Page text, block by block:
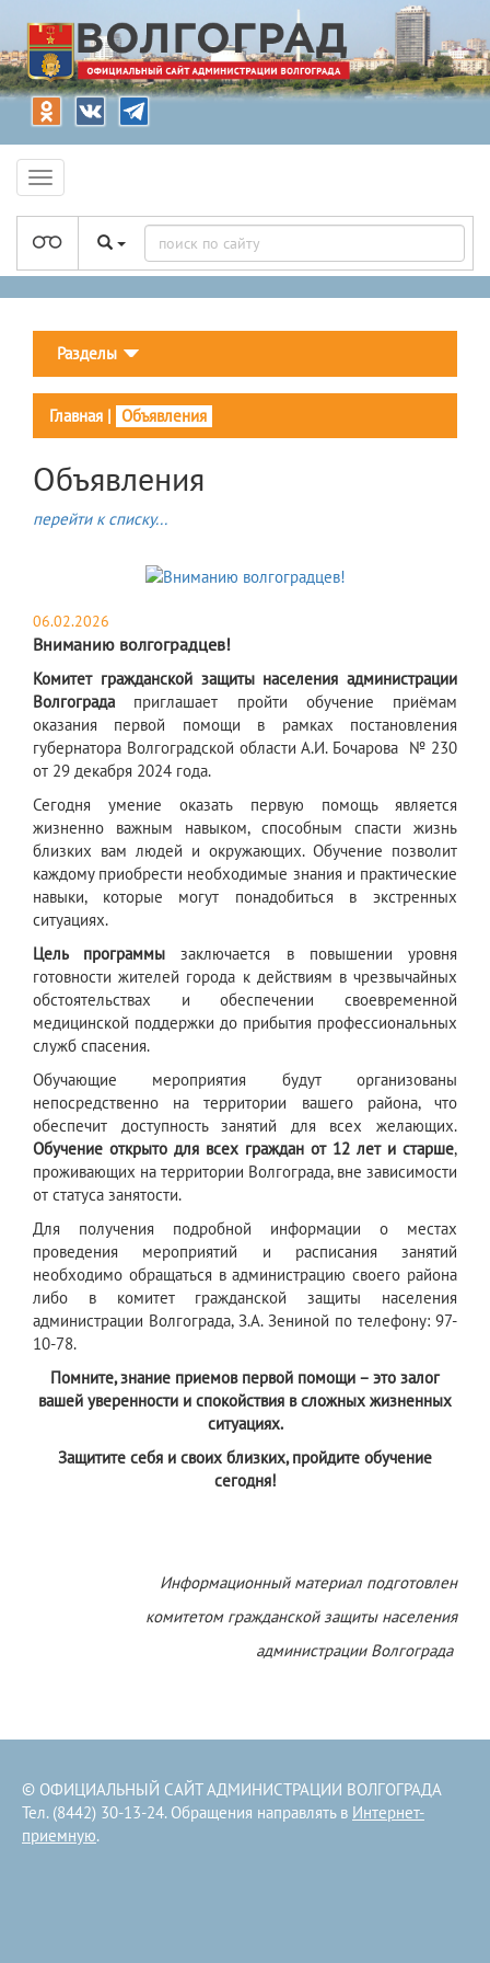
Разделы
Главная | Объявления
Объявления
перейти к списку...
06.02.2026
Вниманию волгоградцев!
Комитет гражданской защиты населения администрации
Волгограда приглашает пройти обучение приёмам
оказания первой помощи в рамках постановления
губернатора Волгоградской области А.И. Бочарова № 230
от 29 декабря 2024 года.
Сегодня умение оказать первую помощь является
жизненно важным навыком, способным спасти жизнь
близких вам людей и окружающих. Обучение позволит
каждому приобрести необходимые знания и практические
навыки, которые могут понадобиться в экстренных
ситуациях.
Цель программы заключается в повышении уровня
готовности жителей города к действиям в чрезвычайных
обстоятельствах и обеспечении своевременной
медицинской поддержки до прибытия профессиональных
служб спасения.
Обучающие мероприятия будут организованы
непосредственно на территории вашего района, что
обеспечит доступность занятий для всех желающих.
Обучение открыто для всех граждан от 12 лет и старше,
проживающих на территории Волгограда, вне зависимости
от статуса занятости.
Для получения подробной информации о местах
проведения мероприятий и расписания занятий
необходимо обращаться в администрацию своего района
либо в комитет гражданской защиты населения
администрации Волгограда, З.А. Зениной по телефону: 97-
10-78.
Помните, знание приемов первой помощи – это залог
вашей уверенности и спокойствия в сложных жизненных
ситуациях.
Защитите себя и своих близких, пройдите обучение
сегодня!
Информационный материал подготовлен
комитетом гражданской защиты населения
администрации Волгограда
© ОФИЦИАЛЬНЫЙ САЙТ АДМИНИСТРАЦИИ ВОЛГОГРАДА
Тел. (8442) 30-13-24. Обращения направлять в Интернет-
приемную.